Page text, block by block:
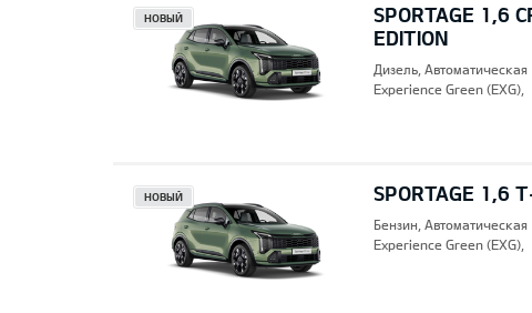
SPORTAGE 1,6
EDITION
НОВЫЙ
Дизель, Автоматическая
Experience Green (EXG),
SPORTAGE 1,6
НОВЫЙ
Бензин, Автоматическая
Experience Green (EXG),